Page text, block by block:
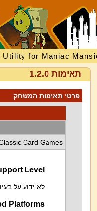
Utility for Maniac
תאימות 1.2.0
פרטי תאימות המשחק
Card Games
Level
לא ידוע על
Platforms